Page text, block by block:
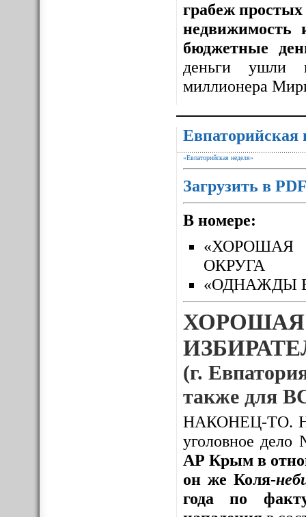
грабеж
недвижимость
бюджетные
деньги ушли
миллионера
Евпаторийская
«Евпаторийская неделя»
Загрузить в
В номере:
«ХОРОШАЯ
ОКРУГА
«ОДНАЖДЫ
ХОРОШАЯ
(г.
также для
НАКОНЕЦ-ТО.
уголовное
АР Крым в
он же Коля-
года по